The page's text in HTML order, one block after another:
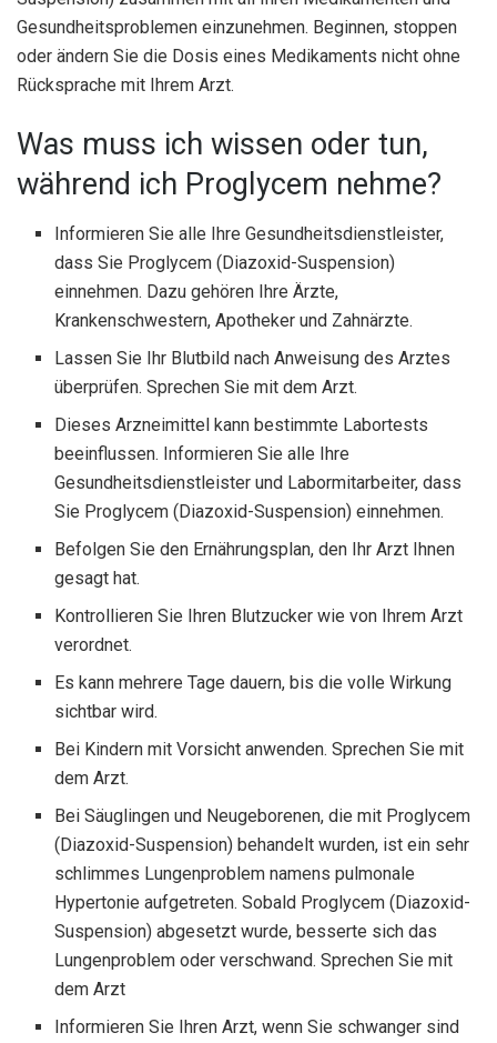
Gesundheitsproblemen einzunehmen. Beginnen, stoppen
oder ändern Sie die Dosis eines Medikaments nicht ohne
Rücksprache mit Ihrem Arzt.
Was muss ich wissen oder tun,
während ich Proglycem nehme?
Informieren Sie alle Ihre Gesundheitsdienstleister,
dass Sie Proglycem (Diazoxid-Suspension)
einnehmen. Dazu gehören Ihre Ärzte,
Krankenschwestern, Apotheker und Zahnärzte.
Lassen Sie Ihr Blutbild nach Anweisung des Arztes
überprüfen. Sprechen Sie mit dem Arzt.
Dieses Arzneimittel kann bestimmte Labortests
beeinflussen. Informieren Sie alle Ihre
Gesundheitsdienstleister und Labormitarbeiter, dass
Sie Proglycem (Diazoxid-Suspension) einnehmen.
Befolgen Sie den Ernährungsplan, den Ihr Arzt Ihnen
gesagt hat.
Kontrollieren Sie Ihren Blutzucker wie von Ihrem Arzt
verordnet.
Es kann mehrere Tage dauern, bis die volle Wirkung
sichtbar wird.
Bei Kindern mit Vorsicht anwenden. Sprechen Sie mit
dem Arzt.
Bei Säuglingen und Neugeborenen, die mit Proglycem
(Diazoxid-Suspension) behandelt wurden, ist ein sehr
schlimmes Lungenproblem namens pulmonale
Hypertonie aufgetreten. Sobald Proglycem (Diazoxid-
Suspension) abgesetzt wurde, besserte sich das
Lungenproblem oder verschwand. Sprechen Sie mit
dem Arzt
Informieren Sie Ihren Arzt, wenn Sie schwanger sind